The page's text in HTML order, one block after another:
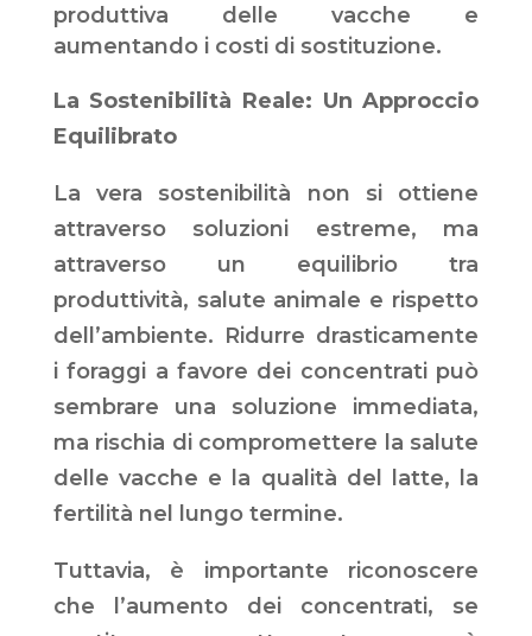
produttiva delle vacche e
aumentando i costi di sostituzione.
La Sostenibilità Reale: Un Approccio
Equilibrato
La vera sostenibilità non si ottiene
attraverso soluzioni estreme, ma
attraverso un equilibrio tra
produttività, salute animale e rispetto
dell’ambiente. Ridurre drasticamente
i foraggi a favore dei concentrati può
sembrare una soluzione immediata,
ma rischia di compromettere la salute
delle vacche e la qualità del latte, la
fertilità nel lungo termine.
Tuttavia, è importante riconoscere
che l’aumento dei concentrati, se